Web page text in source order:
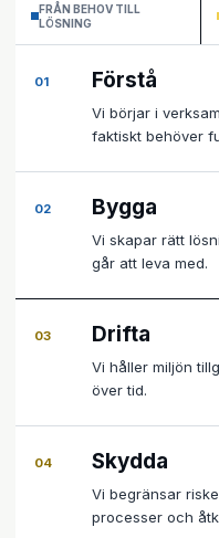
FRÅN BEHOV TILL
LÖSNING
01 Förstå
Vi börjar i
faktiskt behöver
02 Bygga
Vi skapar rätt
går att leva med.
03 Drifta
Vi håller miljön
över tid.
04 Skydda
Vi begränsar
processer och